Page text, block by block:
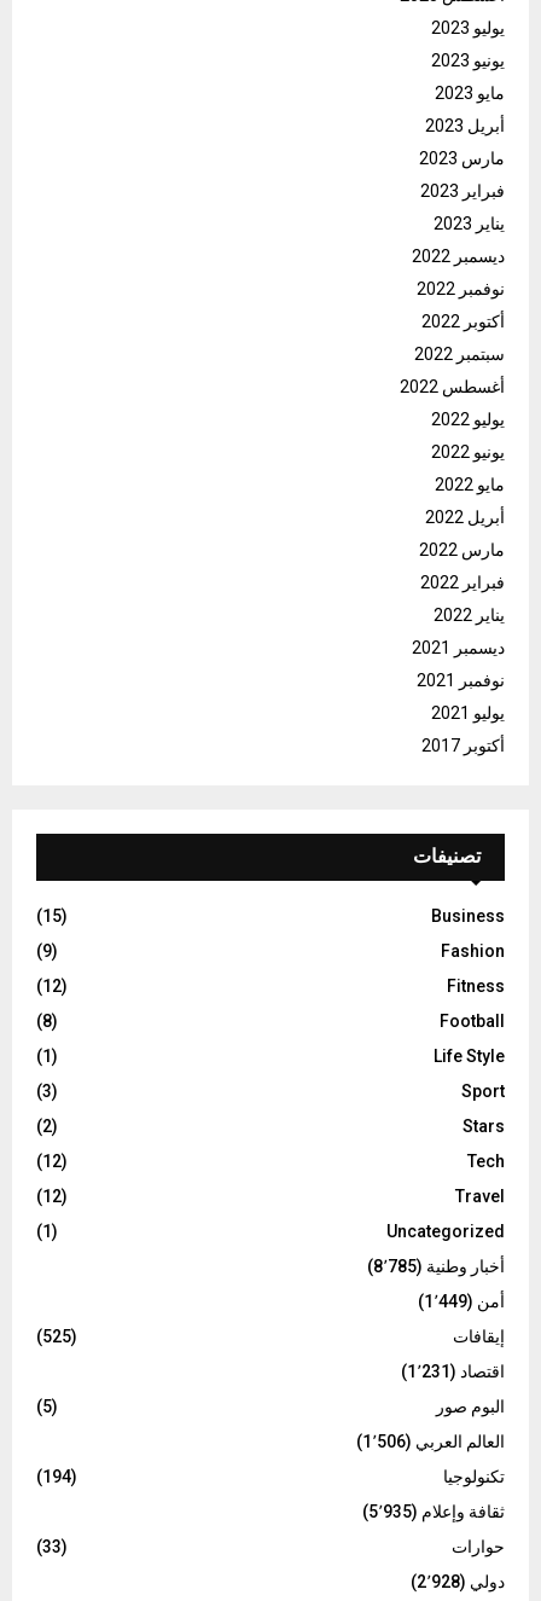
يوليو 2023
يونيو 2023
مايو 2023
أبريل 2023
مارس 2023
فبراير 2023
يناير 2023
ديسمبر 2022
نوفمبر 2022
أكتوبر 2022
سبتمبر 2022
أغسطس 2022
يوليو 2022
يونيو 2022
مايو 2022
أبريل 2022
مارس 2022
فبراير 2022
يناير 2022
ديسمبر 2021
نوفمبر 2021
يوليو 2021
أكتوبر 2017
تصنيفات
Business
(15)
Fashion
(9)
Fitness
(12)
Football
(8)
Life Style
(1)
Sport
(3)
Stars
(2)
Tech
(12)
Travel
(12)
Uncategorized
(1)
أخبار وطنية (8٬785)
أمن (1٬449)
إيقافات
(525)
اقتصاد (1٬231)
البوم صور
(5)
العالم العربي (1٬506)
تكنولوجيا
(194)
ثقافة وإعلام (5٬935)
حوارات
(33)
دولي (2٬928)